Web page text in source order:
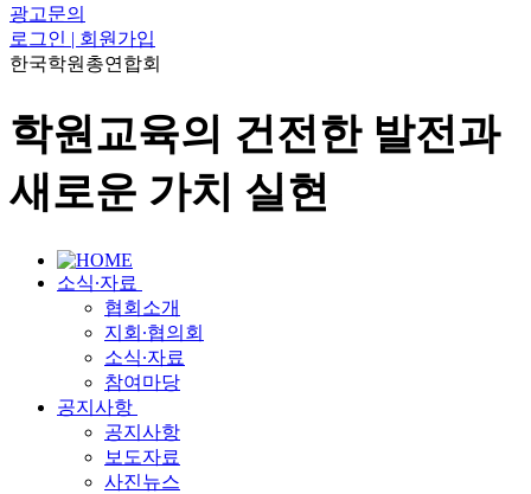
광고문의
로그인 | 회원가입
한국학원총연합회
학원교육의 건전한 발전과
새로운 가치 실현
소식∙자료
협회소개
지회∙협의회
소식∙자료
참여마당
공지사항
공지사항
보도자료
사진뉴스